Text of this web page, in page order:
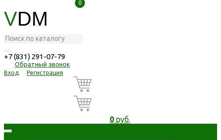
VDM
+7 (831) 291-07-79
Обратный звонок
Вход Регистрация
0
0
0руб.